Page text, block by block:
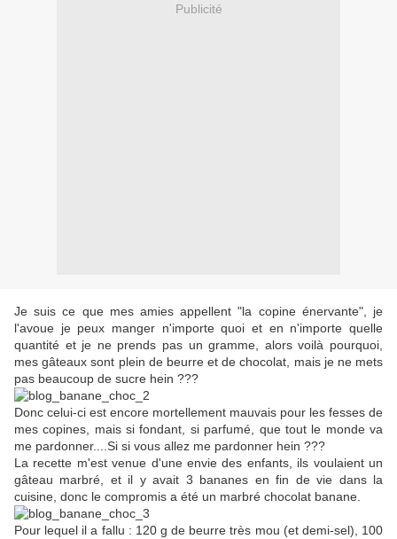
Publicité
Je suis ce que mes amies appellent "la copine énervante", je
l'avoue je peux manger n'importe quoi et en n'importe quelle
quantité et je ne prends pas un gramme, alors voilà pourquoi,
mes gâteaux sont plein de beurre et de chocolat, mais je ne mets
pas beaucoup de sucre hein ???
Donc celui-ci est encore mortellement mauvais pour les fesses de
mes copines, mais si fondant, si parfumé, que tout le monde va
me pardonner....Si si vous allez me pardonner hein ???
La recette m'est venue d'une envie des enfants, ils voulaient un
gâteau marbré, et il y avait 3 bananes en fin de vie dans la
cuisine, donc le compromis a été un marbré chocolat banane.
Pour lequel il a fallu : 120 g de beurre très mou (et demi-sel), 100